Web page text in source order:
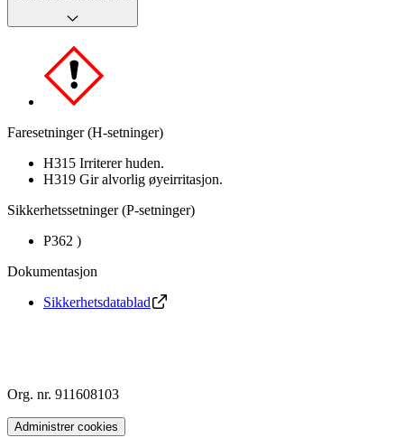
Faresetninger (H-setninger)
H315 Irriterer huden.
H319 Gir alvorlig øyeirritasjon.
Sikkerhetssetninger (P-setninger)
P362 )
Dokumentasjon
Sikkerhetsdatablad
Org. nr. 911608103
Administrer cookies